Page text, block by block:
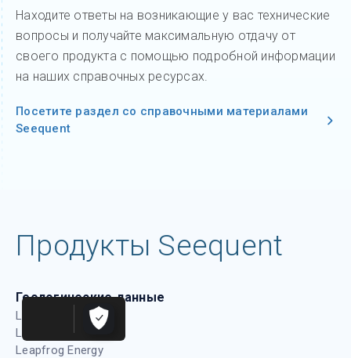
Находите ответы на возникающие у вас технические
вопросы и получайте максимальную отдачу от
своего продукта с помощью подробной информации
на наших справочных ресурсах.
Посетите раздел со справочными материалами
Seequent
Продукты Seequent
Геологические данные
Leapfrog Geo
Leapfrog Works
Leapfrog Energy